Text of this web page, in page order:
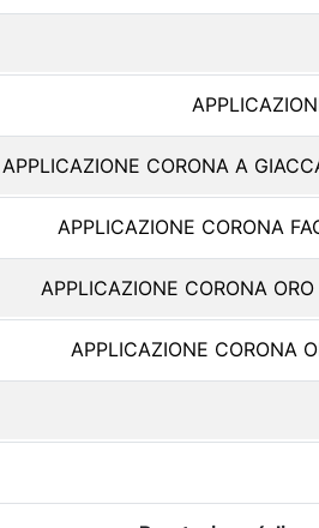
APPLICAZIONE CORONA A
APPLICAZIONE CORONA
APPLICAZIONE CORONA
APPLICAZIONE CORONA